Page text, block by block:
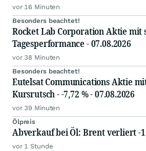
vor 16 Minuten
Besonders beachtet!
Rocket Lab Corporation Aktie mit
Tagesperformance - 07.08.2026
vor 38 Minuten
Besonders beachtet!
Eutelsat Communications Aktie
Kursrutsch - -7,72 % - 07.08.2026
vor 39 Minuten
Ölpreis
Abverkauf bei Öl: Brent verliert -
vor 1 Stunde